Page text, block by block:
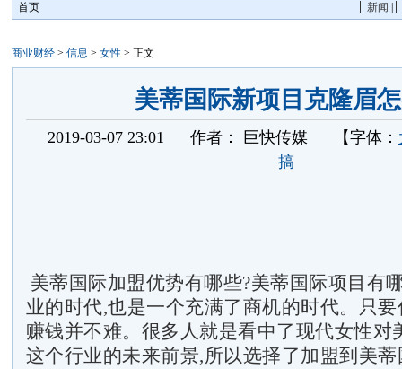
首页 新闻
商业财经> 信息 > 女性> 正文
美蒂国际新项目克隆眉
2019-03-07 23:01 作者： 巨快传媒 【字体：
搞
美蒂国际加盟优势有哪些?美蒂国际项目有
业的时代,也是一个充满了商机的时代。只
赚钱并不难。很多人就是看中了现代女性对
这个行业的未来前景,所以选择了加盟到美